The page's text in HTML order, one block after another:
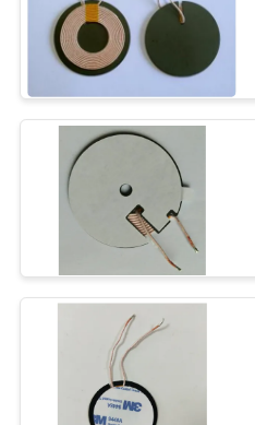
เกี่ยว
เรา
โรงงาน
คุณภาพ